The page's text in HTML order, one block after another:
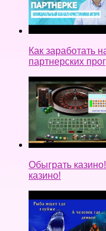
Как заработать
партнерских
Обыграть
казино!